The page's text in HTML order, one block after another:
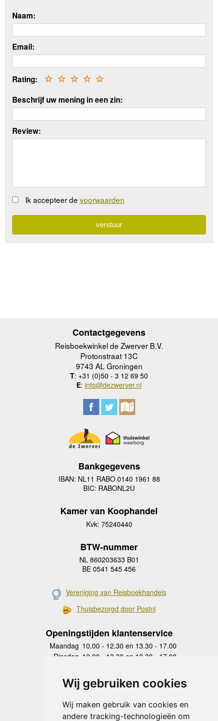
Wij gebruiken cookies
Wij maken gebruik van cookies en
andere tracking-technologieën om
Naam:
Email:
Rating: ☆
☆
☆
☆
☆
Beschrijf uw mening in een zin:
Review:
Ik accepteer de voorwaarden
Contactgegevens
Reisboekwinkel de Zwerver B.V.
Protonstraat 13C
9743 AL Groningen
T: +31 (0)50 - 3 12 69 50
E: info@dezwerver.nl
Bankgegevens
IBAN: NL11 RABO 0140 1961 88
BIC: RABONL2U
Kamer van Koophandel
Kvk: 75240440
BTW-nummer
NL 860203633 B01
BE 0541 545 456
Vereniging van Reisboekhandels
Thuisbezorgd door Postnl
Openingstijden klantenservice
Maandag 10.00 - 12.30 en 13.30 - 17.00
Dinsdag 10.00 - 12.30 en 13.30 - 17.00
Donderdag
10.00 - 12.30 en 13.30 - 17.00
Vrijdag 10.00 - 12.30 en 13.30 - 17.00
Zaterdag
gesloten
Zondag gesloten